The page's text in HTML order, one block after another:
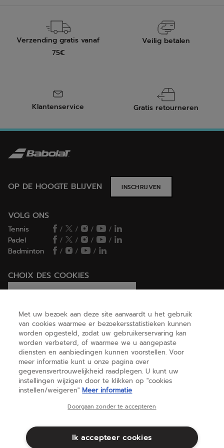
Verzending gratis vanaf
75€
Veilig betalen
Klantenservice Gratis retourneren
OP DE HOOGTE BLIJVEN INSCHRIJVEN
VOLG ONS
Tennis / / /
/
Padel
/ / /
/
Badminton
/ / /
CHOIX DES COOKIES
Ik stel cookies in/Ik weiger cookies
HELP
OVER ONS
(nederlands)
Met uw bezoek aan deze site aanvaardt u het gebruik
van cookies waarmee er bezoekersstatistieken kunnen
worden opgesteld, zodat uw gebruikerservaring kan
worden verbeterd, of waarmee we u aangepaste
diensten en aanbiedingen kunnen voorstellen. Voor
meer informatie kunt u onze pagina over
gegevensvertrouwelijkheid raadplegen. U kunt uw
instellingen wijzigen door te klikken op "cookies
instellen/weigeren" Meer informatie
Doorgaan zonder te accepteren
Ik accepteer cookies